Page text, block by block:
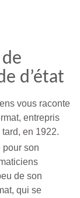
d’état
vous raconte
entrepris
en 1922.
pour son
de son
qui se